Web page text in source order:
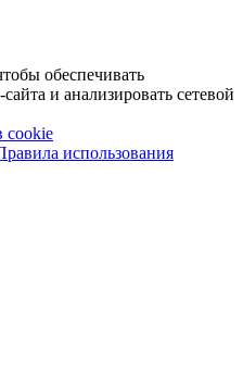
обеспечивать
и анализировать сетевой
cookie
использования